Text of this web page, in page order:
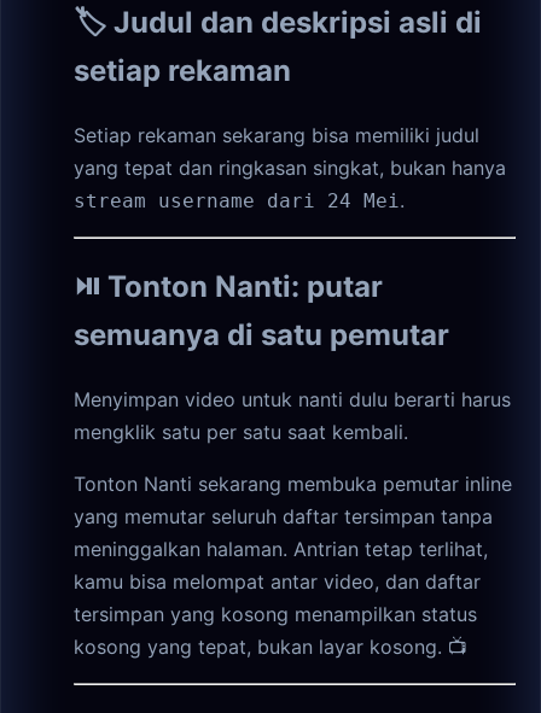
🏷️ Judul dan deskripsi asli di
setiap rekaman
Setiap rekaman sekarang bisa memiliki judul
yang tepat dan ringkasan singkat, bukan hanya
stream username dari 24 Mei.
⏯️ Tonton Nanti: putar
semuanya di satu pemutar
Menyimpan video untuk nanti dulu berarti harus
mengklik satu per satu saat kembali.
Tonton Nanti sekarang membuka pemutar inline
yang memutar seluruh daftar tersimpan tanpa
meninggalkan halaman. Antrian tetap terlihat,
kamu bisa melompat antar video, dan daftar
tersimpan yang kosong menampilkan status
kosong yang tepat, bukan layar kosong. 📺